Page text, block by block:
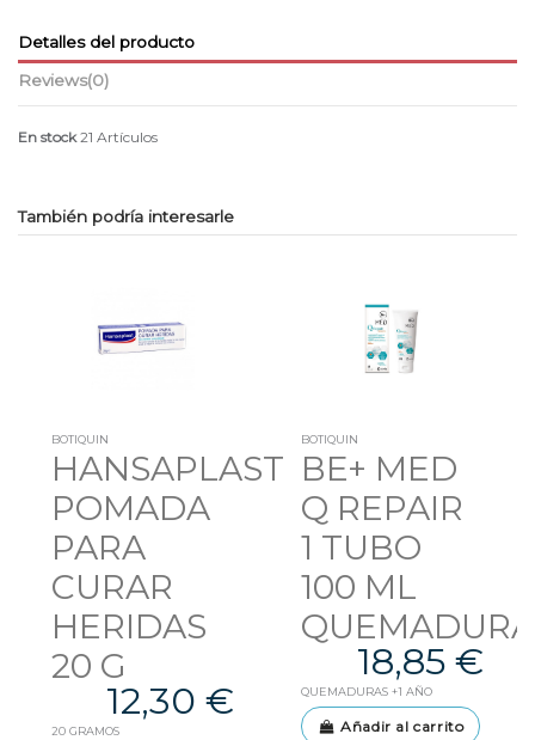
Detalles del producto
Reviews(0)
En stock 21 Artículos
También podría interesarle
BOTIQUIN
HANSAPLAST
POMADA
PARA
CURAR
HERIDAS
20 G
12,30 €
20 GRAMOS
BOTIQUIN
BE+ MED
Q REPAIR
1 TUBO
100 ML
18,85 €
QUEMADURAS +1 AÑO
Añadir al carrito